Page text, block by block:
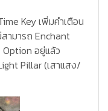
Key เพิ่มคำเตือน
ามารถ Enchant
อยู่แล้ว
Pillar (เสาแสง/